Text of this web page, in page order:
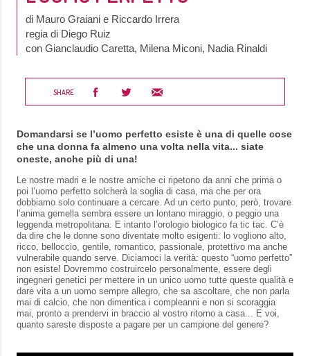
di Mauro Graiani e Riccardo Irrera
regia di Diego Ruiz
con Gianclaudio Caretta, Milena Miconi, Nadia Rinaldi
SHARE
Domandarsi se l’uomo perfetto esiste è una di quelle cose
che una donna fa almeno una volta nella vita... siate
oneste, anche più di una!
Le nostre madri e le nostre amiche ci ripetono da anni che prima o
poi l’uomo perfetto solcherà la soglia di casa, ma che per ora
dobbiamo solo continuare a cercare. Ad un certo punto, però, trovare
l’anima gemella sembra essere un lontano miraggio, o peggio una
leggenda metropolitana. E intanto l’orologio biologico fa tic tac. C’è
da dire che le donne sono diventate molto esigenti: lo vogliono alto,
ricco, belloccio, gentile, romantico, passionale, protettivo ma anche
vulnerabile quando serve. Diciamoci la verità: questo “uomo perfetto”
non esiste! Dovremmo costruircelo personalmente, essere degli
ingegneri genetici per mettere in un unico uomo tutte queste qualità e
dare vita a un uomo sempre allegro, che sa ascoltare, che non parla
mai di calcio, che non dimentica i compleanni e non si scoraggia
mai, pronto a prendervi in braccio al vostro ritorno a casa... E voi,
quanto sareste disposte a pagare per un campione del genere?